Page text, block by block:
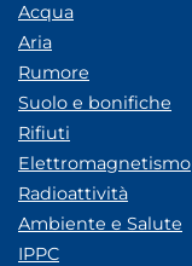
Acqua
Aria
Rumore
Suolo e bonifiche
Rifiuti
Elettromagnetismo
Radioattività
Ambiente e Salute
IPPC